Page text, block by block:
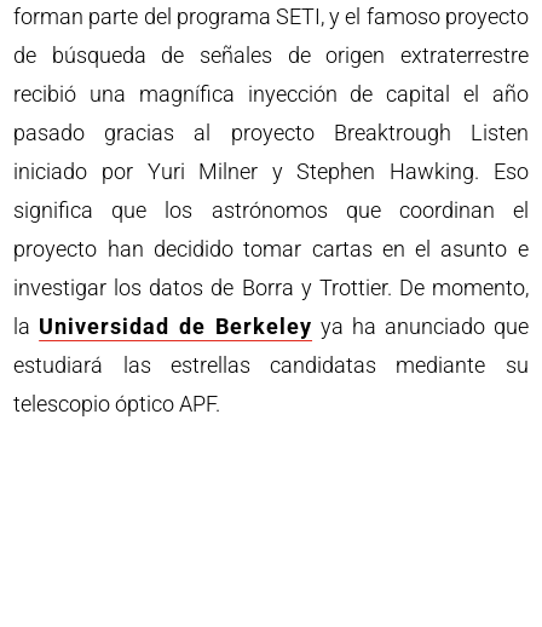
forman parte del programa SETI, y el famoso proyecto
de búsqueda de señales de origen extraterrestre
recibió una magnífica inyección de capital el año
pasado gracias al proyecto Breaktrough Listen
iniciado por Yuri Milner y Stephen Hawking. Eso
significa que los astrónomos que coordinan el
proyecto han decidido tomar cartas en el asunto e
investigar los datos de Borra y Trottier. De momento,
la Universidad de Berkeley ya ha anunciado que
estudiará las estrellas candidatas mediante su
telescopio óptico APF.